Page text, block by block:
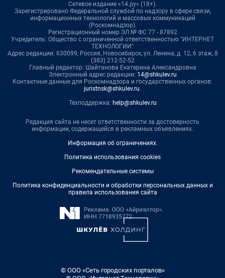
Сетевое издание «14.ру» (18+).
Зарегистрировано Федеральной службой по надзору в сфере связи,
информационных технологий и массовых коммуникаций
(Роскомнадзор).
Регистрационный номер ЭЛ № ФС 77 - 87892
Учредитель: Общество с ограниченной ответственностью "ИНТЕРНЕТ
ТЕХНОЛОГИИ"
Адрес редакции: 630099, Россия, Новосибирск, ул. Ленина, д. 12, 6 этаж, 8
(383) 212-52-52
Главный редактор: Шайтанова Екатерина Александровна
Электронный адрес редакции: 14@shkulev.ru
Контактные данные для Роскомнадзора и государственных органов:
juristnsk@shkulev.ru.
Техподдержка: help@shkulev.ru
Редакция сайта не несет ответственности за достоверность
информации, содержащейся в рекламных объявлениях.
Информация об ограничениях.
Политика использования cookies
Рекомендательные системы
Политика конфиденциальности и обработки персональных данных и
правила использования сайта
© ООО «Сеть городских порталов»